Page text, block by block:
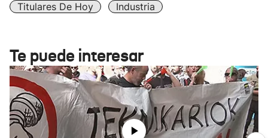
Titulares De Hoy
Industria
Te puede interesar